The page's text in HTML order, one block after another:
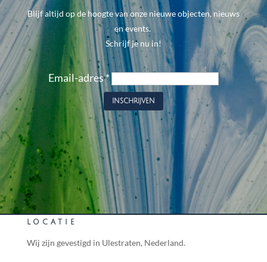
Blijf altijd op de hoogte van onze nieuwe objecten, nieuws
en events.
Schrijf je nu in!
Email-adres*
LOCATIE
Wij zijn gevestigd in Ulestraten, Nederland.